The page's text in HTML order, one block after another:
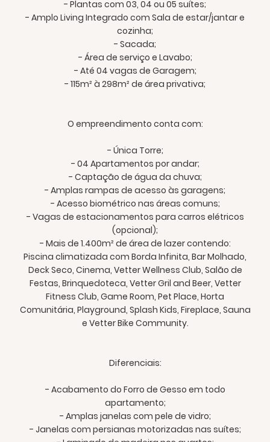
- Plantas com 03, 04 ou 05 suítes;
- Amplo Living Integrado com Sala de estar/jantar e
cozinha;
- Sacada;
- Área de serviço e Lavabo;
- Até 04 vagas de Garagem;
- 115m² à 298m² de área privativa;
O empreendimento conta com:
- Única Torre;
- 04 Apartamentos por andar;
- Captação de água da chuva;
- Amplas rampas de acesso às garagens;
- Acesso biométrico nas áreas comuns;
- Vagas de estacionamentos para carros elétricos
(opcional);
- Mais de 1.400m² de área de lazer contendo:
Piscina climatizada com Borda Infinita, Bar Molhado,
Deck Seco, Cinema, Vetter Wellness Club, Salão de
Festas, Brinquedoteca, Vetter Gril and Beer, Vetter
Fitness Club, Game Room, Pet Place, Horta
Comunitária, Playground, Splash Kids, Fireplace, Sauna
e Vetter Bike Community.
Diferenciais:
- Acabamento do Forro de Gesso em todo
apartamento;
- Amplas janelas com pele de vidro;
- Janelas com persianas motorizadas nas suítes;